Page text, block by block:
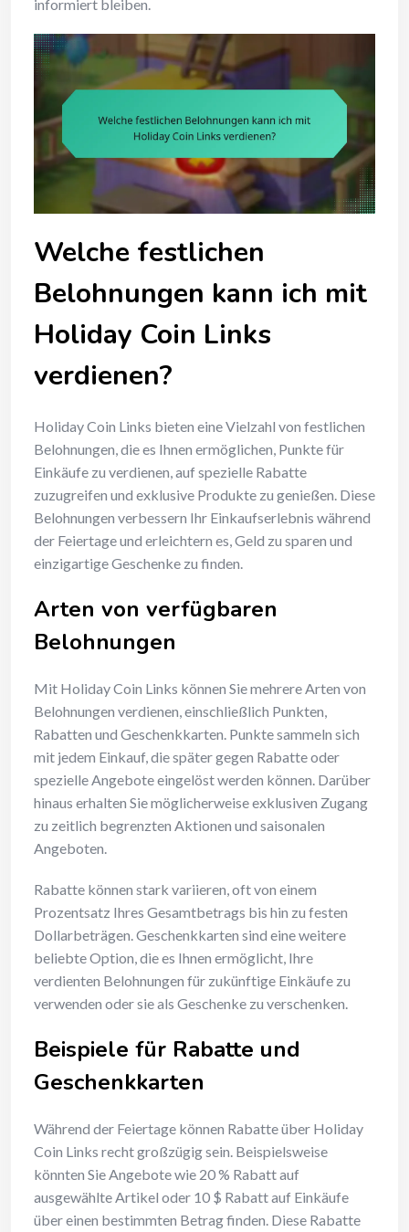
informiert bleiben.
Welche festlichen
Belohnungen kann ich mit
Holiday Coin Links
verdienen?
Holiday Coin Links bieten eine Vielzahl von festlichen
Belohnungen, die es Ihnen ermöglichen, Punkte für
Einkäufe zu verdienen, auf spezielle Rabatte
zuzugreifen und exklusive Produkte zu genießen. Diese
Belohnungen verbessern Ihr Einkaufserlebnis während
der Feiertage und erleichtern es, Geld zu sparen und
einzigartige Geschenke zu finden.
Arten von verfügbaren
Belohnungen
Mit Holiday Coin Links können Sie mehrere Arten von
Belohnungen verdienen, einschließlich Punkten,
Rabatten und Geschenkkarten. Punkte sammeln sich
mit jedem Einkauf, die später gegen Rabatte oder
spezielle Angebote eingelöst werden können. Darüber
hinaus erhalten Sie möglicherweise exklusiven Zugang
zu zeitlich begrenzten Aktionen und saisonalen
Angeboten.
Rabatte können stark variieren, oft von einem
Prozentsatz Ihres Gesamtbetrags bis hin zu festen
Dollarbeträgen. Geschenkkarten sind eine weitere
beliebte Option, die es Ihnen ermöglicht, Ihre
verdienten Belohnungen für zukünftige Einkäufe zu
verwenden oder sie als Geschenke zu verschenken.
Beispiele für Rabatte und
Geschenkkarten
Während der Feiertage können Rabatte über Holiday
Coin Links recht großzügig sein. Beispielsweise
könnten Sie Angebote wie 20 % Rabatt auf
ausgewählte Artikel oder 10 $ Rabatt auf Einkäufe
über einen bestimmten Betrag finden. Diese Rabatte